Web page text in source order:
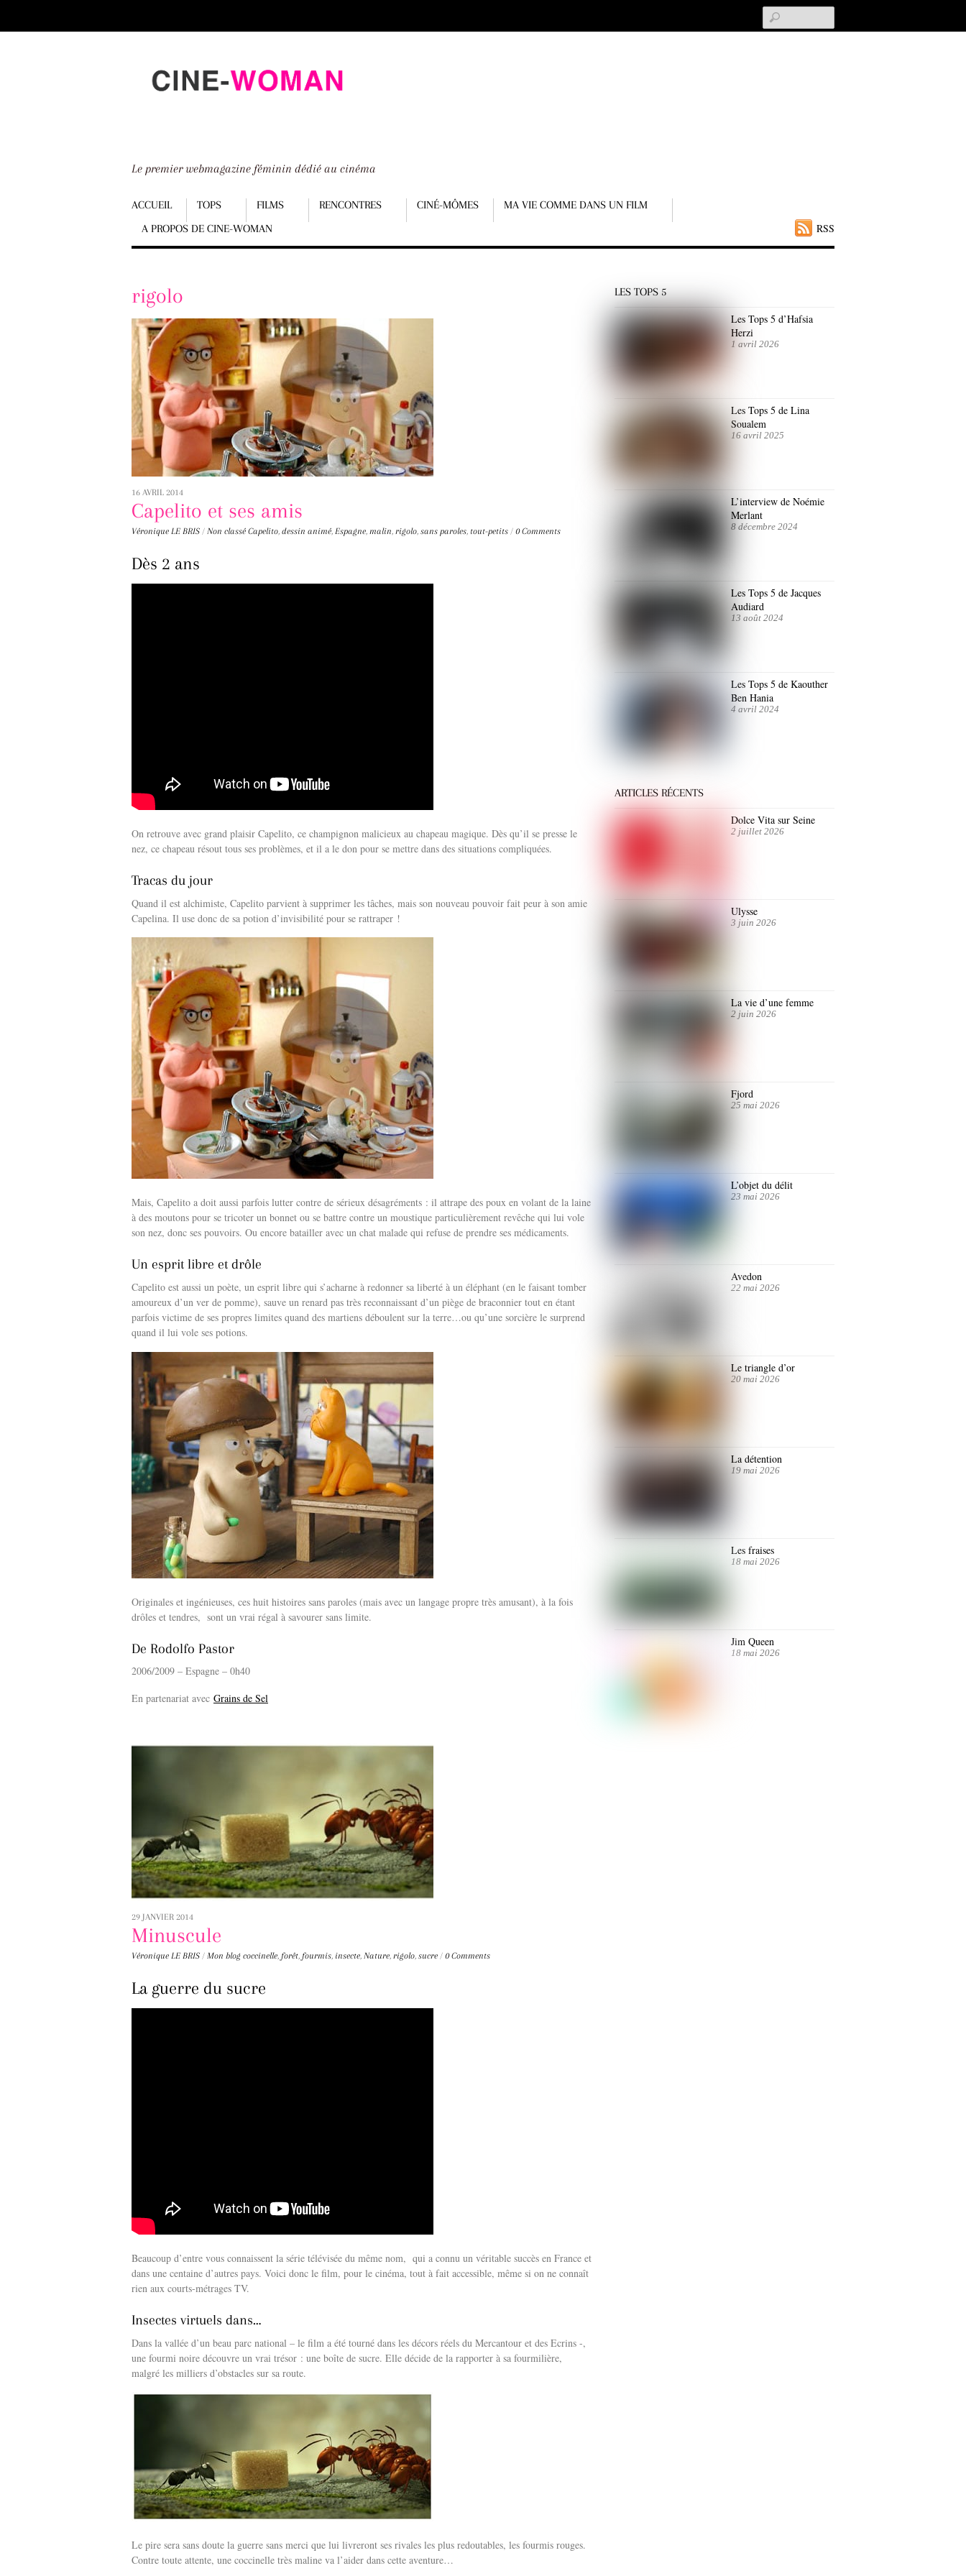
down
Le premier webmagazine féminin dédié au cinéma
RSS
Menu
ACCUEIL TOPS FILMS RENCONTRES CINÉ-MÔMES
MA VIE COMME DANS UN FILM
A PROPOS DE CINE-WOMAN
Scroll
content
rigolo
16 AVRIL 2014
Capelito et ses amis
Véronique LE BRIS / Non classé Capelito, dessin animé, Espagne, malin, rigolo, sans paroles, tout-petits / 0 Comments
Dès 2 ans
On retrouve avec grand plaisir Capelito, ce champignon malicieux au chapeau magique. Dès qu’il se presse le
nez, ce chapeau résout tous ses problèmes, et il a le don pour se mettre dans des situations compliquées.
Tracas du jour
Quand il est alchimiste, Capelito parvient à supprimer les tâches, mais son nouveau pouvoir fait peur à son amie
Capelina. Il use donc de sa potion d’invisibilité pour se rattraper !
Mais, Capelito a doit aussi parfois lutter contre de sérieux désagréments : il attrape des poux en volant de la laine
à des moutons pour se tricoter un bonnet ou se battre contre un moustique particulièrement revêche qui lui vole
son nez, donc ses pouvoirs. Ou encore batailler avec un chat malade qui refuse de prendre ses médicaments.
Un esprit libre et drôle
Capelito est aussi un poète, un esprit libre qui s’acharne à redonner sa liberté à un éléphant (en le faisant tomber
amoureux d’un ver de pomme), sauve un renard pas très reconnaissant d’un piège de braconnier tout en étant
parfois victime de ses propres limites quand des martiens déboulent sur la terre…ou qu’une sorcière le surprend
quand il lui vole ses potions.
Originales et ingénieuses, ces huit histoires sans paroles (mais avec un langage propre très amusant), à la fois
drôles et tendres, sont un vrai régal à savourer sans limite.
De Rodolfo Pastor
2006/2009 – Espagne – 0h40
En partenariat avec Grains de Sel
29 JANVIER 2014
Minuscule
Véronique LE BRIS / Mon blog coccinelle, forêt, fourmis, insecte, Nature, rigolo, sucre / 0 Comments
La guerre du sucre
Beaucoup d’entre vous connaissent la série télévisée du même nom, qui a connu un véritable succès en France et
dans une centaine d’autres pays. Voici donc le film, pour le cinéma, tout à fait accessible, même si on ne connaît
rien aux courts-métrages TV.
Insectes virtuels dans…
Dans la vallée d’un beau parc national – le film a été tourné dans les décors réels du Mercantour et des Ecrins -,
une fourmi noire découvre un vrai trésor : une boîte de sucre. Elle décide de la rapporter à sa fourmilière,
malgré les milliers d’obstacles sur sa route.
Le pire sera sans doute la guerre sans merci que lui livreront ses rivales les plus redoutables, les fourmis rouges.
Contre toute attente, une coccinelle très maline va l’aider dans cette aventure…
LES TOPS 5
Les Tops 5 d’Hafsia
Herzi
1 avril 2026
Les Tops 5 de Lina
Soualem
16 avril 2025
L’interview de Noémie
Merlant
8 décembre 2024
Les Tops 5 de Jacques
Audiard
13 août 2024
Les Tops 5 de Kaouther
Ben Hania
4 avril 2024
ARTICLES RÉCENTS
Dolce Vita sur Seine
2 juillet 2026
Ulysse
3 juin 2026
La vie d’une femme
2 juin 2026
Fjord
25 mai 2026
L’objet du délit
23 mai 2026
Avedon
22 mai 2026
Le triangle d’or
20 mai 2026
La détention
19 mai 2026
Les fraises
18 mai 2026
Jim Queen
18 mai 2026